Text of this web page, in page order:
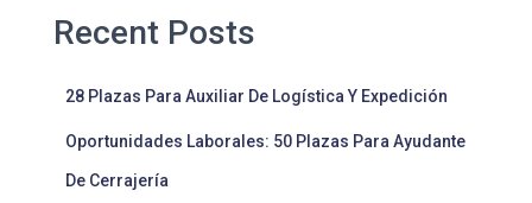
Recent Posts
28 Plazas Para Auxiliar De Logística Y Expedición
Oportunidades Laborales: 50 Plazas Para Ayudante
De Cerrajería